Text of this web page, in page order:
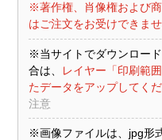
※著作権、肖像権および
はご注文をお受けできませ
※当サイトでダウンロー
合は、
レイヤー「印刷範
たデータをアップしてくだ
注意
※画像ファイルは、jpg形